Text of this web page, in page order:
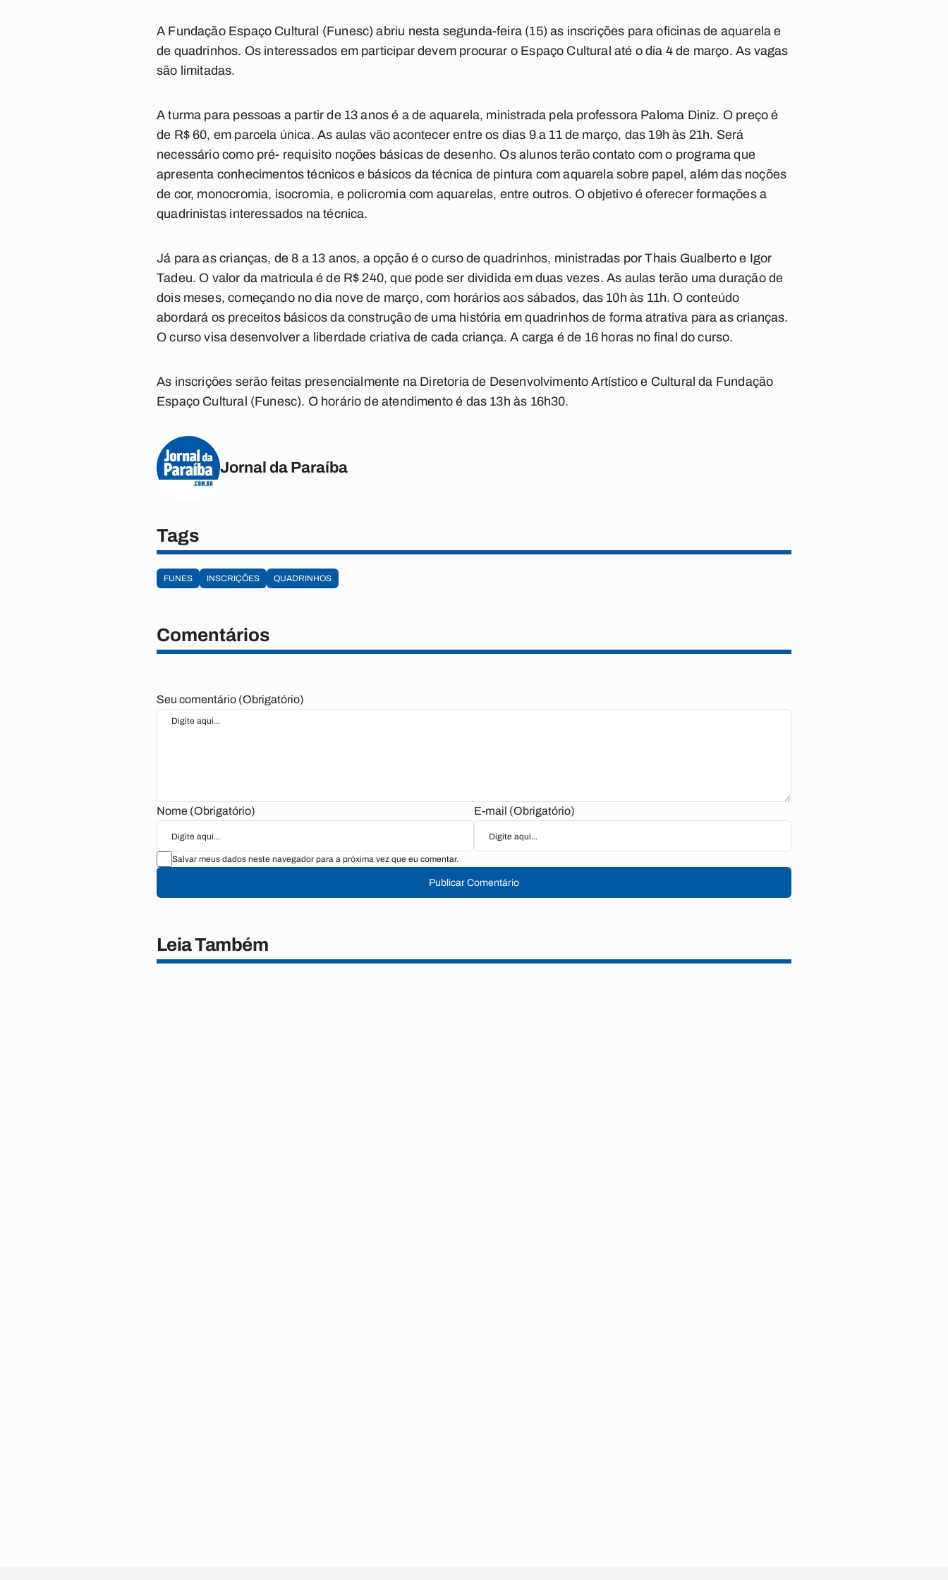
A Fundação Espaço Cultural (Funesc) abriu nesta segunda-feira (15) as inscrições para oficinas de aquarela e
de quadrinhos. Os interessados em participar devem procurar o Espaço Cultural até o dia 4 de março. As vagas
são limitadas.
A turma para pessoas a partir de 13 anos é a de aquarela, ministrada pela professora Paloma Diniz. O preço é
de R$ 60, em parcela única. As aulas vão acontecer entre os dias 9 a 11 de março, das 19h às 21h. Será
necessário como pré- requisito noções básicas de desenho. Os alunos terão contato com o programa que
apresenta conhecimentos técnicos e básicos da técnica de pintura com aquarela sobre papel, além das noções
de cor, monocromia, isocromia, e policromia com aquarelas, entre outros. O objetivo é oferecer formações a
quadrinistas interessados na técnica.
Já para as crianças, de 8 a 13 anos, a opção é o curso de quadrinhos, ministradas por Thais Gualberto e Igor
Tadeu. O valor da matricula é de R$ 240, que pode ser dividida em duas vezes. As aulas terão uma duração de
dois meses, começando no dia nove de março, com horários aos sábados, das 10h às 11h. O conteúdo
abordará os preceitos básicos da construção de uma história em quadrinhos de forma atrativa para as crianças.
O curso visa desenvolver a liberdade criativa de cada criança. A carga é de 16 horas no final do curso.
As inscrições serão feitas presencialmente na Diretoria de Desenvolvimento Artístico e Cultural da Fundação
Espaço Cultural (Funesc). O horário de atendimento é das 13h às 16h30.
Jornal da Paraíba
Tags
FUNES INSCRIÇÕES QUADRINHOS
Comentários
Seu comentário (Obrigatório)
Nome (Obrigatório) E-mail (Obrigatório)
Salvar meus dados neste navegador para a próxima vez que eu comentar.
Publicar Comentário
Leia Também